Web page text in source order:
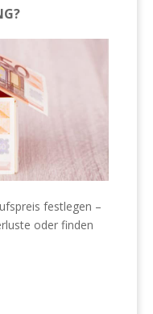
festlegen –
oder finden